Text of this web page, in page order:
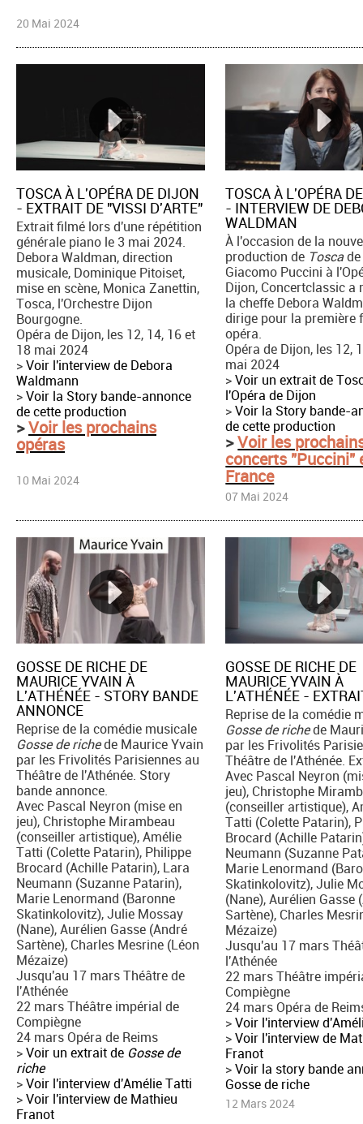
20 Mai 2024
TOSCA À L'OPÉRA DE DIJON
- EXTRAIT DE "VISSI D'ARTE"
Extrait filmé lors d'une répétition
générale piano le 3 mai 2024.
Debora Waldman, direction
musicale, Dominique Pitoiset,
mise en scène, Monica Zanettin,
Tosca, l'Orchestre Dijon
Bourgogne.
Opéra de Dijon, les 12, 14, 16 et
18 mai 2024
>Voir l'interview de Debora
Waldmann
>Voir la Story bande-annonce
de cette production
>Voir les prochains
opéras
10 Mai 2024
TOSCA À L'OPÉRA
- INTERVIEW DE
WALDMAN
À l'occasion de la
production de Toscade
Giacomo Puccini à
Dijon, Concertclassic a
la cheffe Debora
dirige pour la première
opéra.
Opéra de Dijon, les 12,
mai 2024
>Voir un extrait de
l'Opéra de Dijon
>Voir la Story bande-
de cette production
>Voir les
concerts "Puccini"
France
07 Mai 2024
GOSSE DE RICHE DE
MAURICE YVAIN À
L'ATHÉNÉE - STORY BANDE
ANNONCE
Reprise de la comédie musicale
Gosse de richede Maurice Yvain
par les Frivolités Parisiennes au
Théâtre de l'Athénée. Story
bande annonce.
Avec Pascal Neyron (mise en
jeu), Christophe Mirambeau
(conseiller artistique), Amélie
Tatti (Colette Patarin), Philippe
Brocard (Achille Patarin), Lara
Neumann (Suzanne Patarin),
Marie Lenormand (Baronne
Skatinkolovitz), Julie Mossay
(Nane), Aurélien Gasse (André
Sartène), Charles Mesrine (Léon
Mézaize)
Jusqu'au 17 mars Théâtre de
l'Athénée
22 mars Théâtre impérial de
Compiègne
24 mars Opéra de Reims
>Voir un extrait de Gosse de
riche
>Voir l'interview d'Amélie Tatti
>Voir l'interview de Mathieu
Franot
GOSSE DE RICHE DE
MAURICE YVAIN À
L'ATHÉNÉE -
Reprise de la comédie
Gosse de richede
par les Frivolités
Théâtre de l'Athénée.
Avec Pascal Neyron
jeu), Christophe
(conseiller artistique),
Tatti (Colette Patarin),
Brocard (Achille
Neumann (Suzanne
Marie Lenormand
Skatinkolovitz), Julie
(Nane), Aurélien Gasse
Sartène), Charles
Mézaize)
Jusqu'au 17 mars
l'Athénée
22 mars Théâtre
Compiègne
24 mars Opéra de
>Voir l'interview
>Voir l'interview de
Franot
>Voir la story bande
Gosse de riche
12 Mars 2024